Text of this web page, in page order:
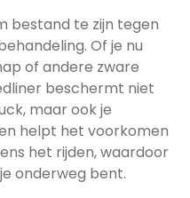
bestand te zijn tegen
Of je nu
of andere zware
beschermt niet
maar ook je
helpt het voorkomen
het rijden, waardoor
onderweg bent.